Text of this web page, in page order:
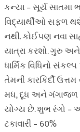
કન્યા – સૂર્ય સાતમા
વિદ્યાર્થીઓ સફળ
નથી. કોઈપણ નવા
યાત્રા કરશો. ગુરુ
ધાર્મિક વિધિનો
તેમની કારકિર્દી
મધ, દૂધ અને ગંગાજળ
યોગ્ય છે. શુભ રંગો –
ટકાવારી – 60%